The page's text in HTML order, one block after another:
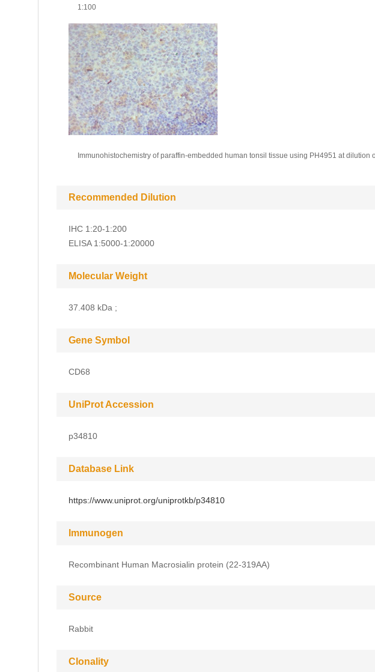
1:100
Immunohistochemistry of paraffin-embedded human tonsil tissue using PH4951 at dilution
Recommended Dilution
IHC 1:20-1:200
ELISA 1:5000-1:20000
Molecular Weight
37.408 kDa ;
Gene Symbol
CD68
UniProt Accession
p34810
Database Link
https://www.uniprot.org/uniprotkb/p34810
Immunogen
Recombinant Human Macrosialin protein (22-319AA)
Source
Rabbit
Clonality